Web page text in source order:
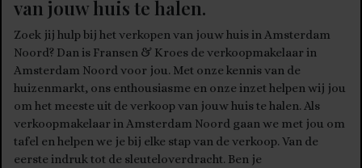
van jouw huis te halen.
Zoek jij hulp bij het verkopen van jouw huis in Amsterdam
Noord? Dan is Fransen & Kroes de verkoopmakelaar in
Amsterdam Noord voor jou. Met onze kennis van de
huizenmarkt, ons enthousiasme en onze inzet helpen wij jou
om het meeste uit de verkoop van jouw huis te halen. Als
verkoopmakelaar in Amsterdam Noord gaan we met jou om
tafel en helpen we je bij elke stap van de verkoop. Van de
eerste indruk tot de sleuteloverdracht. Ben je